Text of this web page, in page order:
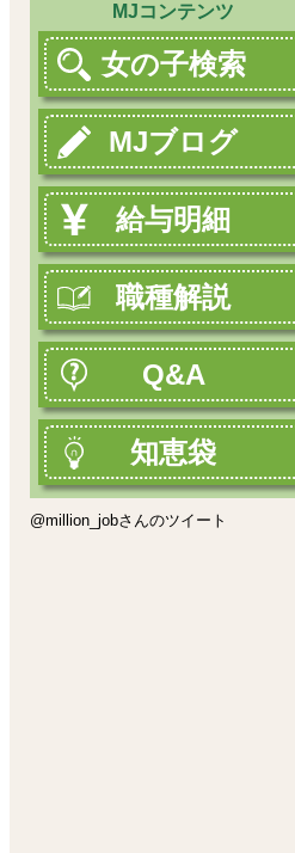
MJコンテンツ
女の子検索
MJブログ
給与明細
職種解説
Q&A
知恵袋
@million_jobさんのツイート